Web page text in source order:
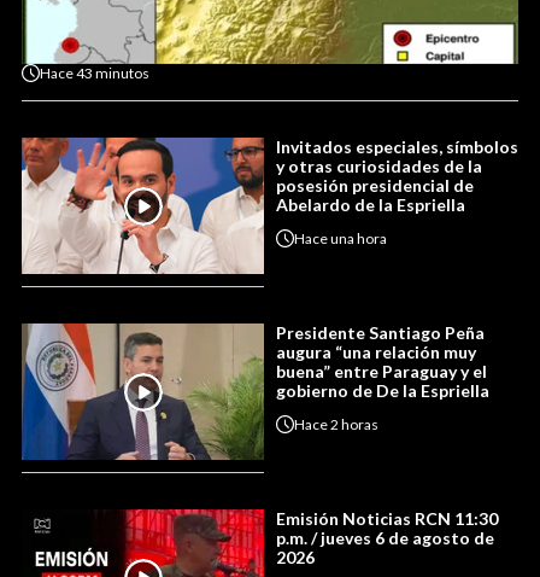
Hace43 minutos
Invitados especiales, símbolos
y otras curiosidades de la
posesión presidencial de
Abelardo de la Espriella
Haceuna hora
Presidente Santiago Peña
augura “una relación muy
buena” entre Paraguay y el
gobierno de De la Espriella
Hace2 horas
Emisión Noticias RCN 11:30
p.m. / jueves 6 de agosto de
2026